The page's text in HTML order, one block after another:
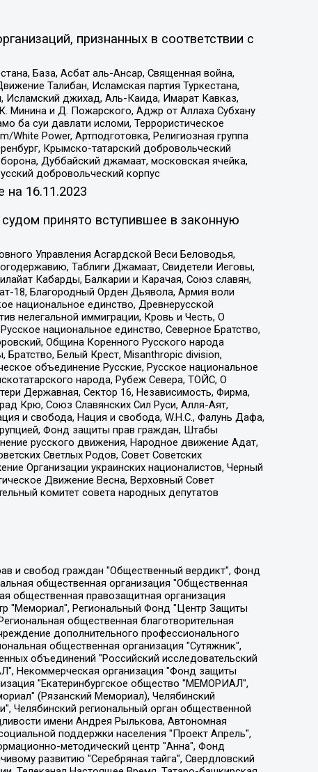
признанных в соответствии с
База, Асбат аль-Ансар, Священная война,
Талибан, Исламская партия Туркестана,
джихад, Аль-Каида, Имарат Кавказ,
Минина и Д. Пожарского, Аджр от Аллаха Субхану
ба суи давлати исломи, Террористическое
Power, Артподготовка, Религиозная группа
Крымско-татарский добровольческий
Дуббайский джамаат, московская ячейка,
добровольческий корпус
на 16.11.2023
принято вступившее в законную
Управления Асгардской Веси Беловодья,
Таблиги Джамаат, Свидетели Иеговы,
Кабарды, Балкарии и Карачая, Союз славян,
18, Благородный Орден Дьявола, Армия воли
национальное единство, Древнерусской
нелегальной иммиграции, Кровь и Честь, О
национальное единство, Северное Братство,
Община Коренного Русского народа
Белый Крест, Misanthropic division,
объединение Русские, Русское национальное
народа, Рубеж Севера, ТОЙС, О
Державная, Сектор 16, Независимость, Фирма,
Крю, Союз Славянских Сил Руси, Алля-Аят,
и свобода, Нация и свобода, W.H.С., Фалунь Дафа,
Фонд защиты прав граждан, Штабы
русского движения, Народное движение Адат,
Светлых Родов, Совет Советских
Организации украинских националистов, Черный
Движение Весна, Верховный Совет
комитет совета народных депутатов
"Лилит", Дальневосточное общественное движение "Маяк", Санкт-Петербургская ЛГБТ-инициативная группа "Выход", Инициативная группа ЛГБТ+ "Реверс", Алексеев Андрей Викторович, Бекбулатова Таисия Львовна, Беляев Иван Михайлович, Владыкина Елена Сергеевна, Гельман Марат Александрович, Никульшина Вероника Юрьевна, Толоконникова Надежда Андреевна, Шендерович Виктор Анатольевич, Общество с ограниченной ответственностью "Данное сообщение", Общество с ограниченной ответственностью Издательский дом "Новая глава", Айнбиндер Александра Александровна, Московский комьюнити-центр для ЛГБТ+инициатив, Благотворительный фонд развития филантропии, Deutsche Welle (Германия, Kurt-Schumacher-Strasse 3, 53113 Bonn), Борзунова Мария Михайловна, Воробьев Виктор Викторович, Голубева Анна Львовна, Константинова Алла Михайловна, Малкова Ирина Владимировна, Мурадов Мурад Абдулгалимович, Осетинская Елизавета Николаевна, Понасенков Евгений Николаевич, Ганапольский Матвей Юрьевич, Киселев Евгений Алексеевич, Борухович Ирина Григорьевна, Дремин Иван Тимофеевич, Дубровский Дмитрий Викторович, Красноярская региональная общественная организация поддержки и развития альтернативных образовательных технологий и межкультурных коммуникаций "ИНТЕРРА", Маяковская Екатерина Алексеевна, Фейгин Марк Захарович, Филимонов Андрей Викторович, Дзугкоева Регина Николаевна, Доброхотов Роман Александрович, Дудь Юрий Александрович, Елкин Сергей Владимирович, Кругликов Кирилл Игоревич, Сабунаева Мария Леонидовна, Семенов Алексей Владимирович, Шаинян Карен Багратович, Шульман Екатерина Михайловна, Асафьев Артур Валерьевич, Вахштайн Виктор Семенович, Венедиктов Алексей Алексеевич, Лушникова Екатерина Евгеньевна, Волков Леонид Михайлович, Невзоров Александр Глебович, Пархоменко Сергей Борисович, Сироткин Ярослав Николаевич, Кара-Мурза Владимир Владимирович, Баранова Наталья Владимировна, Гозман Леонид Яковлевич, Кагарлицкий Борис Юльевич, Климарев Михаил Валерьевич, Милов Владимир Станиславович, Автономная некоммерческая организация Краснодарский центр современного искусства "Типография", Моргенштерн Алишер Тагирович, Соболь Любовь Эдуардовна, Общество с ограниченной ответственностью "ЛИЗА НОРМ", Каспаров Гарри Кимович, Ходорковский Михаил Борисович, Общество с ограниченной ответственностью "Апрельские тезисы", Данилович Ирина Брониславовна, Кашин Олег Владимирович, Петров Николай Владимирович, Пивоваров Алексей Владимирович, Соколов Михаил Владимирович, Цветкова Юлия Владимировна, Чичваркин Евгений Александрович, Комитет против пыток/Команда против пыток, Общество с ограниченной ответственностью "Первый научный", Общество с ограниченной ответственностью "Вертолет и ко", Белоцерковская Вероника Борисовна, Кац Максим Евгеньевич, Лазарева Татьяна Юрьевна, Шаведдинов Руслан Табризович, Яшин Илья Валерьевич, Общество с ограниченной ответственностью "Иноагент ААВ", Алешковский Дмитрий Петрович, Альбац Евгения Марковна, Быков Дмитрий Львович, Галямина Юлия Евгеньевна, Лойко Сергей Леонидович, Мартынов Кирилл Константинович, Медведев Сергей Александрович, Крашенинников Федор Геннадиевич, Гордеева Катерина Вл